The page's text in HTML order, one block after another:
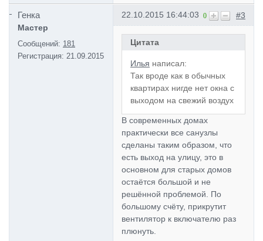
Генка
Мастер
Сообщений: 181
Регистрация: 21.09.2015
#3
0
22.10.2015 16:44:03
Цитата
Илья написал:
Так вроде как в обычных
квартирах нигде нет окна с
выходом на свежий воздух
В современных домах
практически все санузлы
сделаны таким образом, что
есть выход на улицу, это в
основном для старых домов
остаётся большой и не
решённой проблемой. По
большому счёту, прикрутит
вентилятор к включателю раз
плюнуть.